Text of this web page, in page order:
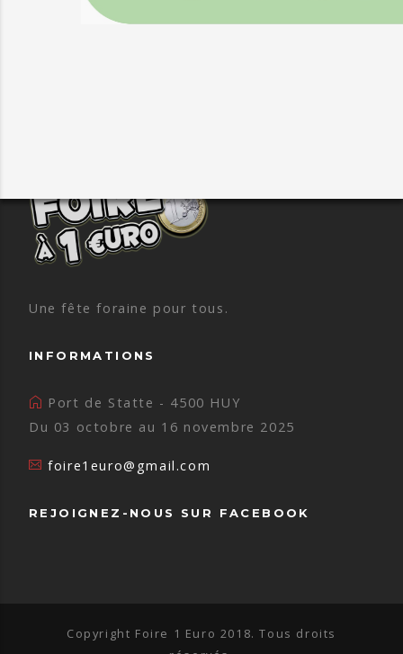
Une fête foraine pour tous.
INFORMATIONS
Port de Statte - 4500 HUY
Du 03 octobre au 16 novembre 2025
foire1euro@gmail.com
REJOIGNEZ-NOUS SUR FACEBOOK
Copyright Foire 1 Euro 2018. Tous droits